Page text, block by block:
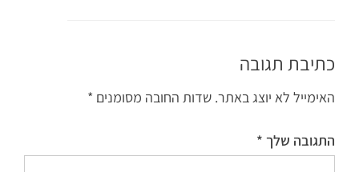
כתיבת תגובה
האימייל לא יוצג באתר.שדות החובה מסומנים*
התגובה שלך*